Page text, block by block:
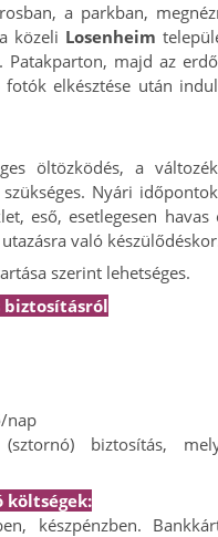
a parkban,
közeli Losenheim
Patakparton, majd az
elkésztése után
öltözködés, a
Nyári
eső, esetlegesen havas
való
szerint lehetséges.
biztosításról
nap
biztosítás,
költségek:
készpénzben.